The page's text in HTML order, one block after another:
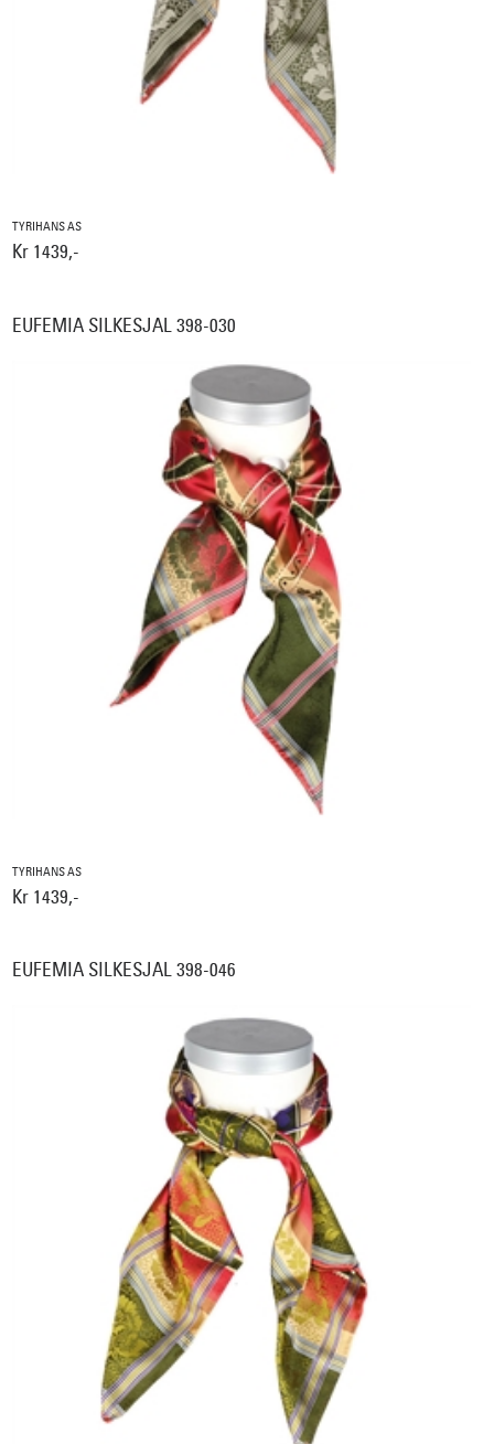
TYRIHANS AS
Kr 1439,-
EUFEMIA SILKESJAL 398-030
TYRIHANS AS
Kr 1439,-
EUFEMIA SILKESJAL 398-046